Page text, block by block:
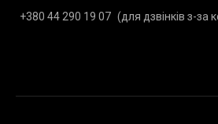
+380 44 290 19 07 (для дзвінків з-за